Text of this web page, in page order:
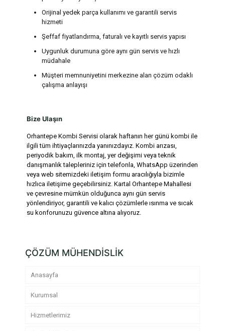
Orijinal yedek parça kullanımı ve garantili servis
hizmeti
Şeffaf fiyatlandırma, faturalı ve kayıtlı servis yapısı
Uygunluk durumuna göre aynı gün servis ve hızlı
müdahale
Müşteri memnuniyetini merkezine alan çözüm odaklı
çalışma anlayışı
Bize Ulaşın
Orhantepe Kombi Servisi olarak haftanın her günü kombi ile
ilgili tüm ihtiyaçlarınızda yanınızdayız. Kombi arızası,
periyodik bakım, ilk montaj, yer değişimi veya teknik
danışmanlık talepleriniz için telefonla, WhatsApp üzerinden
veya web sitemizdeki iletişim formu aracılığıyla bizimle
hızlıca iletişime geçebilirsiniz. Kartal Orhantepe Mahallesi
ve çevresine mümkün olduğunca aynı gün servis
yönlendiriyor, garantili ve kalıcı çözümlerle ısınma ve sıcak
su konforunuzu güvence altına alıyoruz.
ÇÖZÜM MÜHENDİSLİK
Anasayfa
Kurumsal
Hizmetlerimiz